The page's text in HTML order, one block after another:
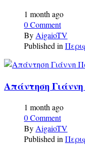
1 month ago
0 Comment
By AigaioTV
Published in
Απάντηση
1 month ago
0 Comment
ByAigaioTV
Published in